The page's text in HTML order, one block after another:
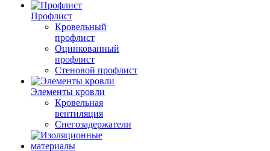
Профлист
Кровельный
профлист
Оцинкованный
профлист
Стеновой профлист
Элементы кровли
Кровельная
вентиляция
Снегозадержатели